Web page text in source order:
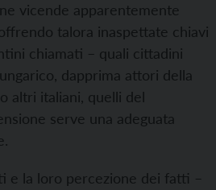
vicende apparentemente
talora inaspettate chiavi
chiamati – quali cittadini
dapprima attori della
altri italiani, quelli del
serve una adeguata
e la loro percezione dei fatti –